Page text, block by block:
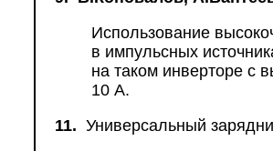
Использование
в импульсных
на таком инверторе
10 А.
11. Универсальный